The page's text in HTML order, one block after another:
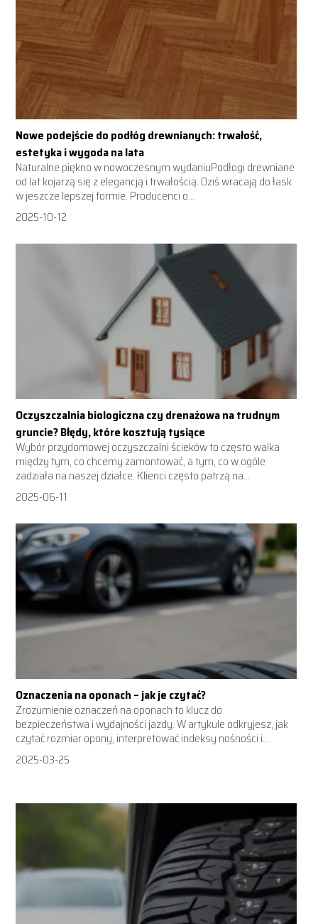
Nowe podejście do podłóg drewnianych: trwałość,
estetyka i wygoda na lata
Naturalne piękno w nowoczesnym wydaniuPodłogi drewniane
od lat kojarzą się z elegancją i trwałością. Dziś wracają do łask
w jeszcze lepszej formie. Producenci o...
2025-10-12
Oczyszczalnia biologiczna czy drenażowa na trudnym
gruncie? Błędy, które kosztują tysiące
Wybór przydomowej oczyszczalni ścieków to często walka
między tym, co chcemy zamontować, a tym, co w ogóle
zadziała na naszej działce. Klienci często patrzą na...
2025-06-11
Oznaczenia na oponach – jak je czytać?
Zrozumienie oznaczeń na oponach to klucz do
bezpieczeństwa i wydajności jazdy. W artykule odkryjesz, jak
czytać rozmiar opony, interpretować indeksy nośności i...
2025-03-25